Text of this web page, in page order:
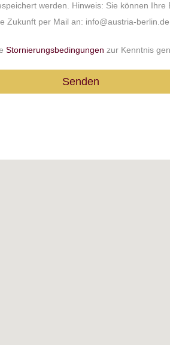
werden. Hinweis: Sie können Ihre
Zukunft per Mail an: info@austria-
Stornierungsbedingungen zur Kenntnis
Senden